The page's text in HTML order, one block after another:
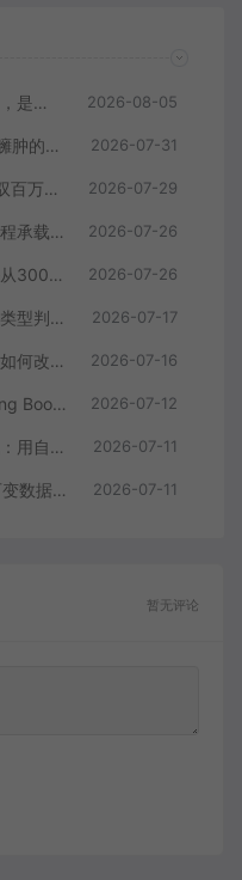
Java虚拟线程从入门到放弃？不，是上手到真香 2026-08-05
Java 22 字符串模板实战：告别臃肿的字符串拼接和SQL注入风险 2026-07-31
Java 21 虚拟线程实战：轻松驾驭百万级并发任务 2026-07-29
Java虚拟线程实战：用轻量级线程承载数万并发请求 2026-07-26
Java虚拟线程生产调优实录——从300ms接口耗时到12ms的完整复盘 2026-07-26
Java模式匹配与密封类实战：把类型判断从一堆if-else变成编译期安全的状态机 2026-07-17
把Java并发模型翻新：虚拟线程如何改写高并发服务吞吐量 2026-07-16
Java虚拟线程实战手记：从Spring Boot迁移到性能压测的完整复盘 2026-07-12
Java 24 Stream Gatherers实战：用自定义中间操作重构订单数据处理管道 2026-07-11
Java Records深度实战：用不可变数据类重构订单系统与序列化集成全指南 2026-07-11
暂无评论